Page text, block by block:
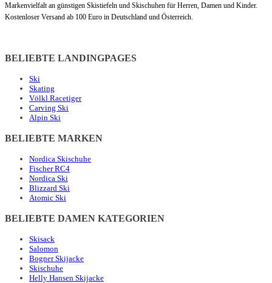
Markenvielfalt an günstigen Skistiefeln und Skischuhen für Herren, Damen und Kinder.
Kostenloser Versand ab 100 Euro in Deutschland und Österreich.
BELIEBTE LANDINGPAGES
Ski
Skating
Völkl Racetiger
Carving Ski
Alpin Ski
BELIEBTE MARKEN
Nordica Skischuhe
Fischer RC4
Nordica Ski
Blizzard Ski
Atomic Ski
BELIEBTE DAMEN KATEGORIEN
Skisack
Salomon
Bogner Skijacke
Skischuhe
Helly Hansen Skijacke